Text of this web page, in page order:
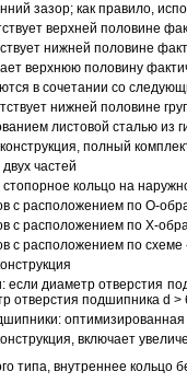
зазор; как правило,
верхней половине
нижней половине
верхнюю половину
в сочетании со
нижней половине
листовой сталью из
полный
частей
кольцо на
с расположением по О-
с расположением по Х-
с расположением по
диаметр отверстия
отверстия подшипника d
включает
типа, внутреннее